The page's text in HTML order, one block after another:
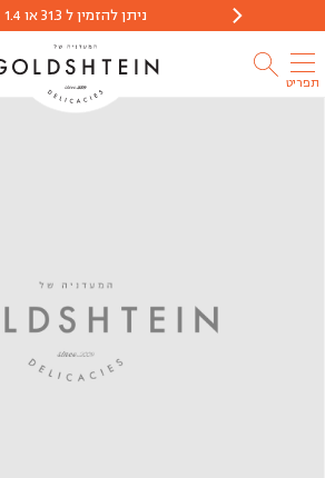
ניתן להזמין ל 31.3 או 1.4
תפריט